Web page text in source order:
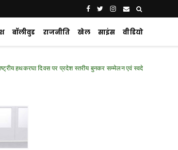
बॉलीवुड राजनीति खेल साइंस वीडियो
दिवस पर प्रदेश स्तरीय बुनकर सम्मेलन एवं स्वदेशी प्रदर्शनी में शामिल हुए